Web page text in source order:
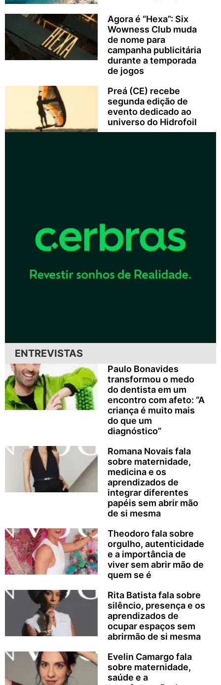
Agora é “Hexa”: Six
Wowness Club muda
de nome para
campanha publicitária
durante a temporada
de jogos
Preá (CE) recebe
segunda edição de
evento dedicado ao
universo do Hidrofoil
ENTREVISTAS
Paulo Bonavides
transformou o medo
do dentista em um
encontro com afeto: “A
criança é muito mais
do que um
diagnóstico”
Romana Novais fala
sobre maternidade,
medicina e os
aprendizados de
integrar diferentes
papéis sem abrir mão
de si mesma
Theodoro fala sobre
orgulho, autenticidade
e a importância de
viver sem abrir mão de
quem se é
Rita Batista fala sobre
silêncio, presença e os
aprendizados de
ocupar espaços sem
abrirmão de si mesma
Evelin Camargo fala
sobre maternidade,
saúde e a